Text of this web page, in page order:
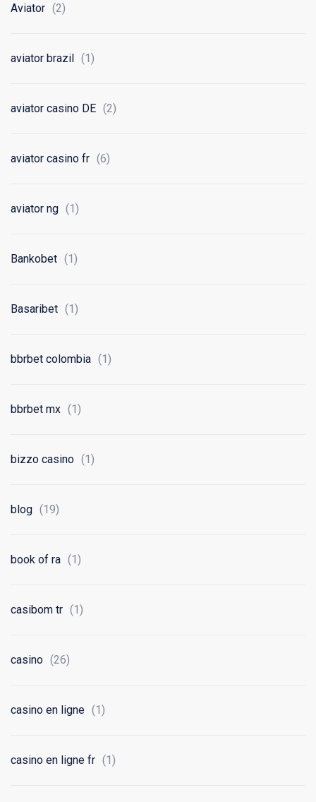
Aviator (2)
aviator brazil (1)
aviator casino DE (2)
aviator casino fr (6)
aviator ng (1)
Bankobet (1)
Basaribet (1)
bbrbet colombia (1)
bbrbet mx (1)
bizzo casino (1)
blog (19)
book of ra (1)
casibom tr (1)
casino (26)
casino en ligne (1)
casino en ligne fr (1)